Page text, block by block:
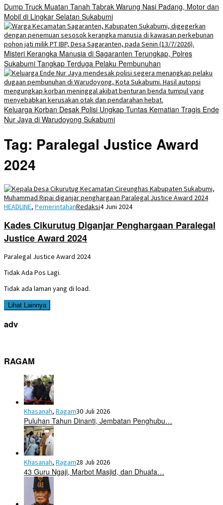
Dump Truck Muatan Tanah Tabrak Warung Nasi Padang, Motor dan
Mobil di Lingkar Selatan Sukabumi
Misteri Kerangka Manusia di Sagaranten Terungkap, Polres
Sukabumi Tangkap Terduga Pelaku Pembunuhan
Keluarga Korban Desak Polisi Ungkap Tuntas Kematian Tragis Ende
Nur Jaya di Warudoyong Sukabumi
Tag: Paralegal Justice Award
2024
HEADLINE, PemerintahanRedaksi4 Juni 2024
Kades Cikurutug Diganjar Penghargaan Paralegal
Justice Award 2024
Paralegal Justice Award 2024
Tidak Ada Pos Lagi.
Tidak ada laman yang di load.
Lihat Lainnya
adv
RAGAM
Khasanah, Ragam30 Juli 2026
Puluhan Tahun Dinanti, Jembatan Penghubu…
Khasanah, Ragam28 Juli 2026
43 Guru Ngaji, Marbot Masjid, dan Dhuafa…